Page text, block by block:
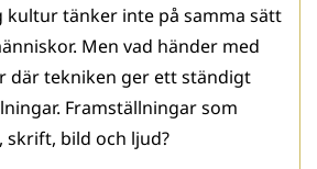
kultur tänker inte på samma sätt
Men vad händer med
där tekniken ger ett ständigt
Framställningar som
bild och ljud?